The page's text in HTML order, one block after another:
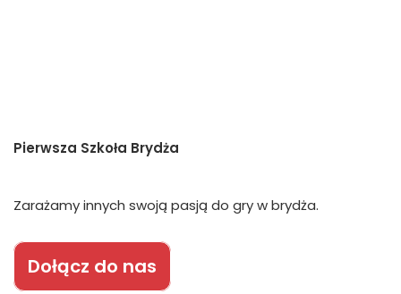
Pierwsza Szkoła Brydża
Zarażamy innych swoją pasją do gry w brydża.
Dołącz do nas